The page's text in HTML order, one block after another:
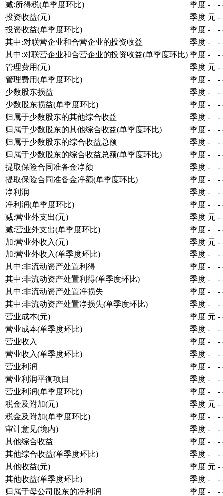
减:所得税(单季度环比) 季度 - -
投资收益(元)
季度 元 -
投资收益(单季度环比)
季度 - -
其中:对联营企业和合营企业的投资收益
季度 - -
其中:对联营企业和合营企业的投资收益(单季度环比) 季度 - -
管理费用(元)
季度 元 -
管理费用(单季度环比)
季度 - -
少数股东损益
季度 - -
少数股东损益(单季度环比)
季度 - -
归属于少数股东的其他综合收益
季度 - -
归属于少数股东的其他综合收益(单季度环比)
季度 - -
归属于少数股东的综合收益总额
季度 - -
归属于少数股东的综合收益总额(单季度环比)
季度 - -
提取保险合同准备金净额
季度 - -
提取保险合同准备金净额(单季度环比)
季度 - -
净利润
季度 - -
净利润(单季度环比)
季度 - -
减:营业外支出(元)
季度 元 -
减:营业外支出(单季度环比)
季度 - -
加:营业外收入(元)
季度 元 -
加:营业外收入(单季度环比)
季度 - -
其中:非流动资产处置利得
季度 - -
其中:非流动资产处置利得(单季度环比)
季度 - -
其中:非流动资产处置净损失
季度 - -
其中:非流动资产处置净损失(单季度环比)
季度 - -
营业成本(元)
季度 元 -
营业成本(单季度环比)
季度 - -
营业收入
季度 - -
营业收入(单季度环比)
季度 - -
营业利润
季度 - -
营业利润平衡项目
季度 - -
营业利润(单季度环比)
季度 - -
税金及附加(元)
季度 元 -
税金及附加(单季度环比)
季度 - -
审计意见(境内)
季度 - -
其他综合收益
季度 - -
其他综合收益(单季度环比)
季度 - -
其他收益(元)
季度 元 -
其他收益(单季度环比)
季度 - -
归属于母公司股东的净利润
季度 - -